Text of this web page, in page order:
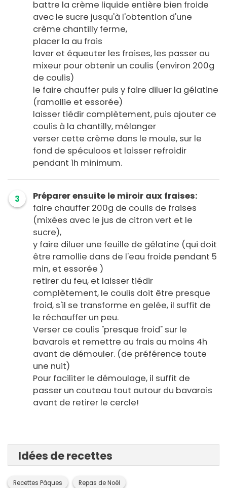
battre la crème liquide entière bien froide
avec le sucre jusqu'à l'obtention d'une
crème chantilly ferme,
placer la au frais
laver et équeuter les fraises, les passer au
mixeur pour obtenir un coulis (environ 200g
de coulis)
le faire chauffer puis y faire diluer la gélatine
(ramollie et essorée)
laisser tiédir complètement, puis ajouter ce
coulis à la chantilly, mélanger
verser cette crème dans le moule, sur le
fond de spéculoos et laisser refroidir
pendant 1h minimum.
3
Préparer ensuite le miroir aux fraises:
faire chauffer 200g de coulis de fraises
(mixées avec le jus de citron vert et le
sucre),
y faire diluer une feuille de gélatine (qui doit
être ramollie dans de l'eau froide pendant 5
min, et essorée )
retirer du feu, et laisser tiédir
complètement, le coulis doit être presque
froid, s'il se transforme en gelée, il suffit de
le réchauffer un peu.
Verser ce coulis "presque froid" sur le
bavarois et remettre au frais au moins 4h
avant de démouler. (de préférence toute
une nuit)
Pour faciliter le démoulage, il suffit de
passer un couteau tout autour du bavarois
avant de retirer le cercle!
Idées de recettes
Recettes Pâques Repas de Noël